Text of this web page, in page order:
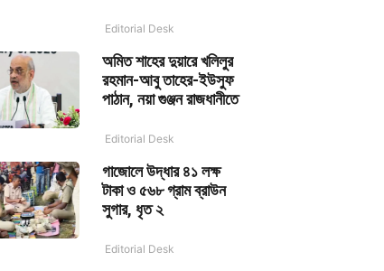
Editorial Desk
অমিত শাহের দুয়ারে খলিলুর
রহমান-আবু তাহের-ইউসুফ
পাঠান, নয়া গুঞ্জন রাজধানীতে
Editorial Desk
গাজোলে উদ্ধার ৪১ লক্ষ
টাকা ও ৫৬৮ গ্রাম ব্রাউন
সুগার, ধৃত ২
Editorial Desk